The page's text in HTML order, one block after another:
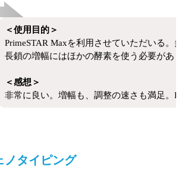
＜使用目的＞
PrimeSTAR Maxを利用させていただいる。
長鎖の増幅にはほかの酵素を使う必要があ
＜感想＞
非常に良い。増幅も、調整の速さも満足。
ノタイピング